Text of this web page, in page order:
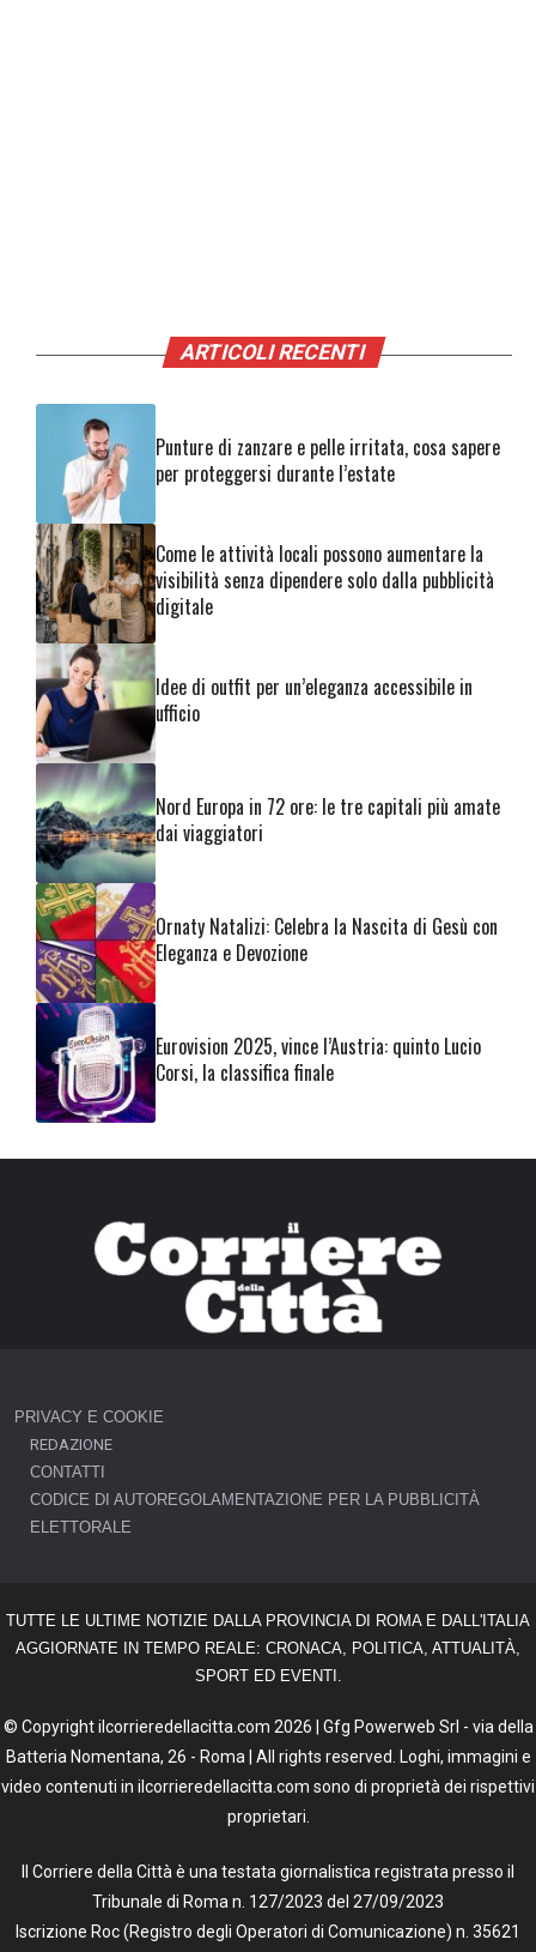
ARTICOLI RECENTI
Punture di zanzare e pelle irritata, cosa sapere
per proteggersi durante l’estate
Come le attività locali possono aumentare la
visibilità senza dipendere solo dalla pubblicità
digitale
Idee di outfit per un’eleganza accessibile in
ufficio
Nord Europa in 72 ore: le tre capitali più amate
dai viaggiatori
Ornaty Natalizi: Celebra la Nascita di Gesù con
Eleganza e Devozione
Eurovision 2025, vince l’Austria: quinto Lucio
Corsi, la classifica finale
PRIVACY E COOKIE
REDAZIONE
CONTATTI
CODICE DI AUTOREGOLAMENTAZIONE PER LA PUBBLICITÀ
ELETTORALE
TUTTE LE ULTIME NOTIZIE DALLA PROVINCIA DI ROMA E DALL'ITALIA
AGGIORNATE IN TEMPO REALE: CRONACA, POLITICA, ATTUALITÀ,
SPORT ED EVENTI.
© Copyright ilcorrieredellacitta.com 2026 | Gfg Powerweb Srl - via della
Batteria Nomentana, 26 - Roma | All rights reserved. Loghi, immagini e
video contenuti in ilcorrieredellacitta.com sono di proprietà dei rispettivi
proprietari.
Il Corriere della Città è una testata giornalistica registrata presso il
Tribunale di Roma n. 127/2023 del 27/09/2023
Iscrizione Roc (Registro degli Operatori di Comunicazione) n. 35621